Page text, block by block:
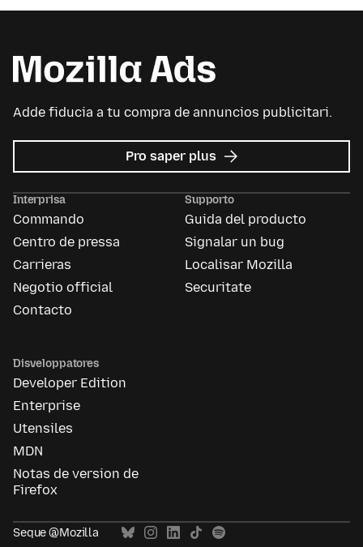
Adde fiducia a tu compra de annuncios publicitari.
Pro saper plus re
Avisos
de
Mozilla
Interprisa
Commando
Centro de pressa
Carrieras
Negotio official
Contacto
Supporto
Guida del producto
Signalar un bug
Localisar Mozilla
Securitate
Disveloppatores
Developer Edition
Enterprise
Utensiles
MDN
Notas de version de
Firefox
Seque @Mozilla